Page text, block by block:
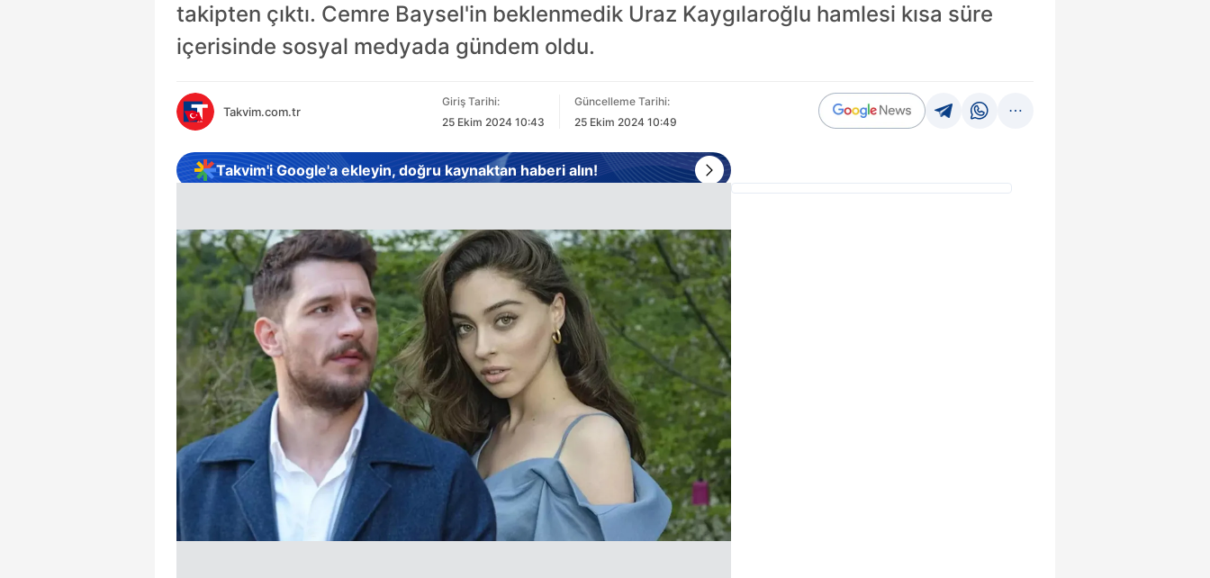
takipten çıktı. Cemre Baysel'in beklenmedik Uraz Kaygılaroğlu hamlesi kısa süre
içerisinde sosyal medyada gündem oldu.
Takvim.com.tr
Giriş Tarihi:
25 Ekim 2024 10:43
Güncelleme Tarihi:
25 Ekim 2024 10:49
Takvim'i Google'a ekleyin, doğru kaynaktan haberi alın!